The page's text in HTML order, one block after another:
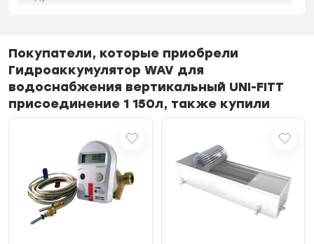
Покупатели, которые приобрели
Гидроаккумулятор WAV для
водоснабжения вертикальный UNI-FITT
присоединение 1 150л, также купили